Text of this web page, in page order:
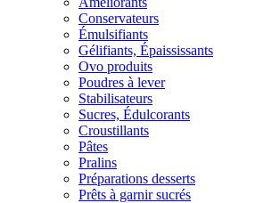
Conservateurs
Émulsifiants
Gélifiants, Épaississants
Ovo produits
Poudres à lever
Stabilisateurs
Sucres, Édulcorants
Croustillants
Pâtes
Pralins
Préparations desserts
Prêts à garnir sucrés